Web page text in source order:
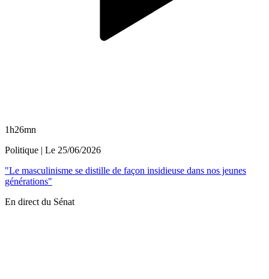
1h26mn
Politique | Le 25/06/2026
"Le masculinisme se distille de façon insidieuse dans nos jeunes
générations"
En direct du Sénat